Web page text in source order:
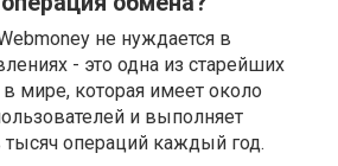
не нуждается в
- это одна из старейших
мире, которая имеет около
и выполняет
тысяч операций каждый год.